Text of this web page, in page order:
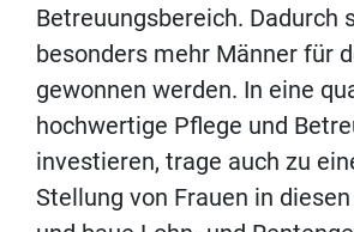
Betreuungsbereich. Dadurch
besonders mehr Männer für
gewonnen werden. In eine
hochwertige Pflege und
investieren, trage auch zu
Stellung von Frauen in